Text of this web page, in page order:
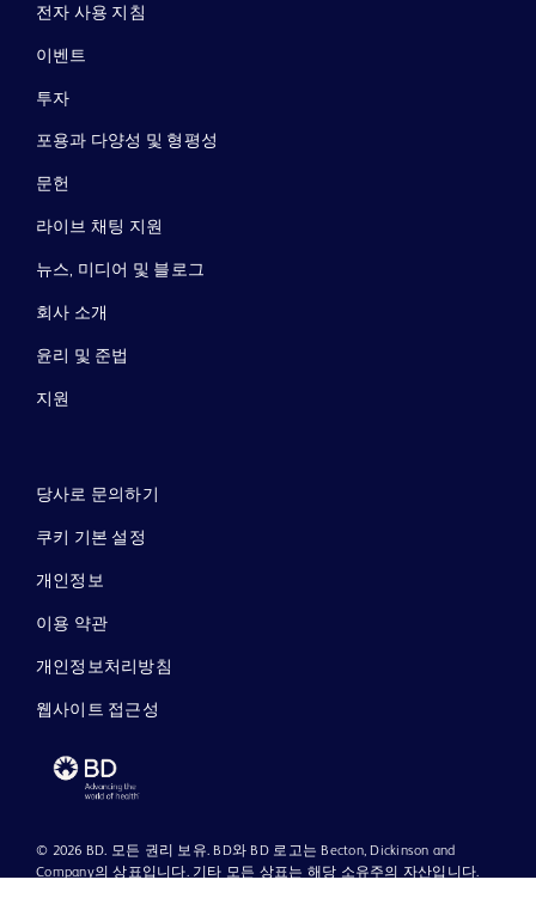
전자 사용 지침
이벤트
투자
포용과 다양성 및 형평성
문헌
라이브 채팅 지원
뉴스, 미디어 및 블로그
회사 소개
윤리 및 준법
지원
당사로 문의하기
쿠키 기본 설정
개인정보
이용 약관
개인정보처리방침
웹사이트 접근성
© 2026 BD. 모든 권리 보유. BD와 BD 로고는 Becton, Dickinson and
Company의 상표입니다. 기타 모든 상표는 해당 소유주의 자산입니다.